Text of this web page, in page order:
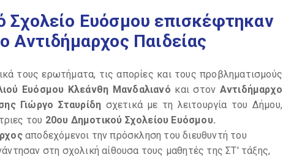
Σχολείο Ευόσμου επισκέφτηκαν
Αντιδήμαρχος Παιδείας
τους ερωτήματα, τις απορίες και τους προβληματισμούς
Ευόσμου Κλεάνθη Μανδαλιανό και στον Αντιδήμαρχο
Γιώργο Σταυρίδη σχετικά με τη λειτουργία του Δήμου,
του 20ου Δημοτικού Σχολείου Ευόσμου.
αποδεχόμενοι την πρόσκληση του διευθυντή του
στη σχολική αίθουσα τους μαθητές της ΣΤ' τάξης,